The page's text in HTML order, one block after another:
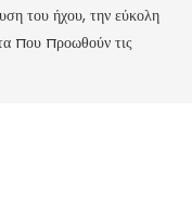
του ήχου, την εύκολη
που προωθούν τις